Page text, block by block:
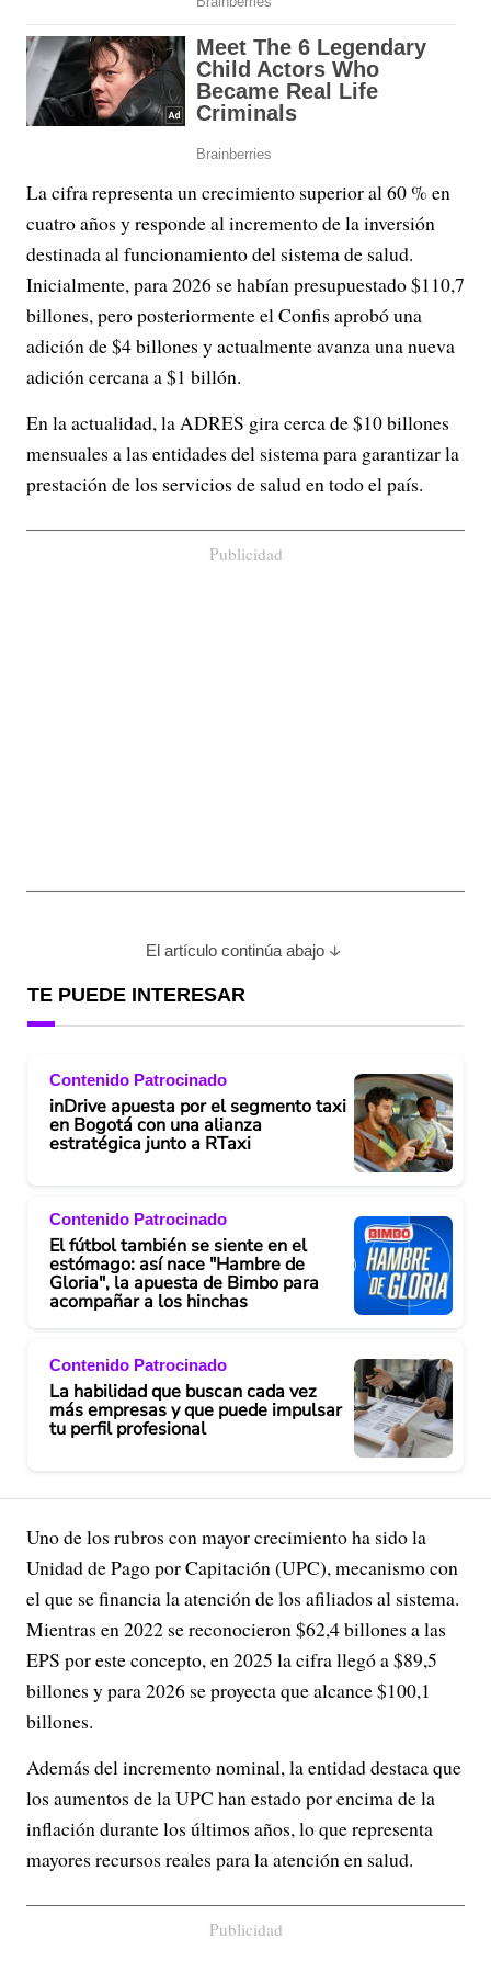
La cifra representa un crecimiento superior al 60 % en
cuatro años y responde al incremento de la inversión
destinada al funcionamiento del sistema de salud.
Inicialmente, para 2026 se habían presupuestado $110,7
billones, pero posteriormente el Confis aprobó una
adición de $4 billones y actualmente avanza una nueva
adición cercana a $1 billón.
En la actualidad, la ADRES gira cerca de $10 billones
mensuales a las entidades del sistema para garantizar la
prestación de los servicios de salud en todo el país.
Publicidad
El artículo continúa abajo
TE PUEDE INTERESAR
Contenido Patrocinado
inDrive apuesta por el segmento taxi
en Bogotá con una alianza
estratégica junto a RTaxi
Contenido Patrocinado
El fútbol también se siente en el
estómago: así nace "Hambre de
Gloria", la apuesta de Bimbo para
acompañar a los hinchas
Contenido Patrocinado
La habilidad que buscan cada vez
más empresas y que puede impulsar
tu perfil profesional
Uno de los rubros con mayor crecimiento ha sido la
Unidad de Pago por Capitación (UPC), mecanismo con
el que se financia la atención de los afiliados al sistema.
Mientras en 2022 se reconocieron $62,4 billones a las
EPS por este concepto, en 2025 la cifra llegó a $89,5
billones y para 2026 se proyecta que alcance $100,1
billones.
Además del incremento nominal, la entidad destaca que
los aumentos de la UPC han estado por encima de la
inflación durante los últimos años, lo que representa
mayores recursos reales para la atención en salud.
Publicidad